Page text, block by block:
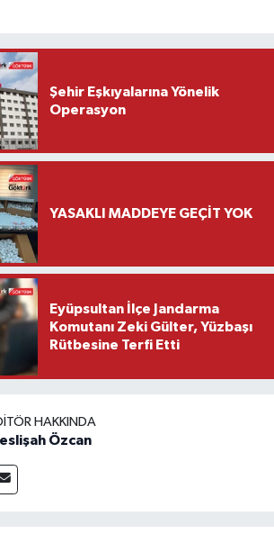
Şehir Eşkıyalarına Yönelik
Operasyon
YASAKLI MADDEYE GEÇİT YOK
Eyüpsultan İlçe Jandarma
Komutanı Zeki Gülter, Yüzbaşı
Rütbesine Terfi Etti
HAKKINDA
Özcan